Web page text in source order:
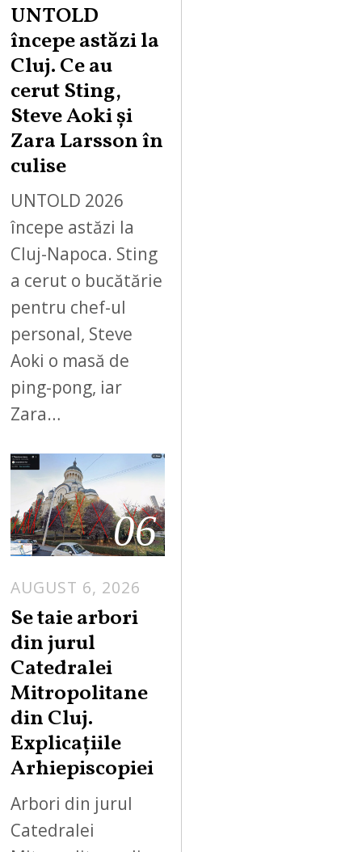
UNTOLD
începe astăzi la
Cluj. Ce au
cerut Sting,
Steve Aoki și
Zara Larsson în
culise
UNTOLD 2026
începe astăzi la
Cluj-Napoca. Sting
a cerut o bucătărie
pentru chef-ul
personal, Steve
Aoki o masă de
ping-pong, iar
Zara…
06
AUGUST 6, 2026
Se taie arbori
din jurul
Catedralei
Mitropolitane
din Cluj.
Explicațiile
Arhiepiscopiei
Arbori din jurul
Catedralei